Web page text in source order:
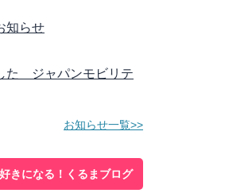
知らせ
た ジャパンモビリテ
お知らせ一覧>>
きになる！くるまブログ